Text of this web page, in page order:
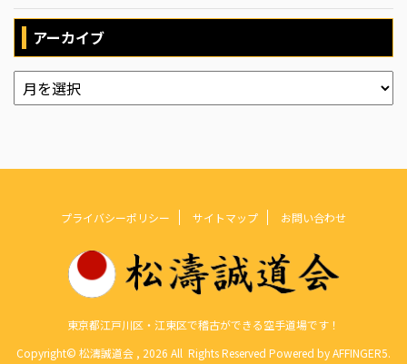
アーカイブ
プライバシーポリシー サイトマップ お問い合わせ
東京都江戸川区・江東区で稽古ができる空手道場です！
Copyright© 松濤誠道会 , 2026 All Rights Reserved Powered byAFFINGER5.